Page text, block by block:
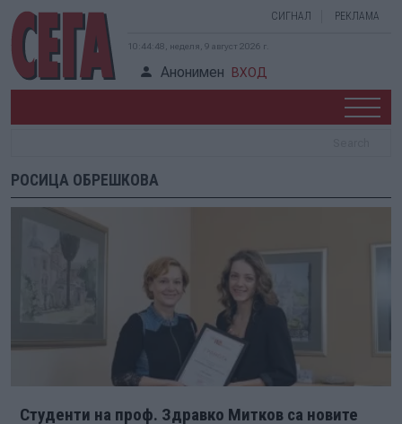
СИГНАЛ РЕКЛАМА
10:44:48, неделя, 9 август 2026 г.
Анонимен ВХОД
РОСИЦА ОБРЕШКОВА
Студенти на проф. Здравко Митков са новите